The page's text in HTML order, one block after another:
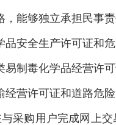
，能够独立承担民事
品安全生产许可证和
易制毒化学品经营许
经营许可证和道路危
采购用户完成网上